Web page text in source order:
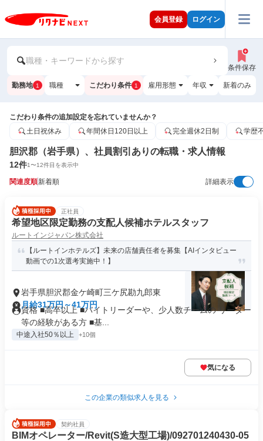
会員登録 ログイン
職種・キーワードから探す
条件保存
勤務地 1 職種 こだわり条件 1 雇用形態 年収 新着のみ
こだわり条件の追加設定を忘れていませんか？
土日祝休み
年間休日120日以上 完全週休2日制 学歴
胆沢郡（岩手県）、社員割引ありの転職・求人情報
12件1〜12件目を表示中
関連度順新着順 詳細表示
正社員
希望地区限定勤務の支配人候補ホテルスタッフ
ルートインジャパン株式会社
【ルートインホテルズ】未来の店舗責任者を募集【AIインタビュー
動画での1次選考実施中！】
岩手県胆沢郡金ケ崎町三ケ尻勘九郎東
月給31万円～41万円
資格 ■高卒以上 ■バイトリーダーや、少人数チームの リーダー
等の経験がある方 ■基...
中途入社50％以上 +10個
気になる
この企業の類似求人を見る
契約社員
BIMオペレーター/Revit(S造大型工場)/092701240430-05